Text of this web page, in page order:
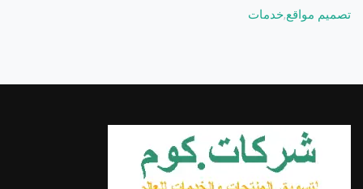
تصميم مواقع,خدمات